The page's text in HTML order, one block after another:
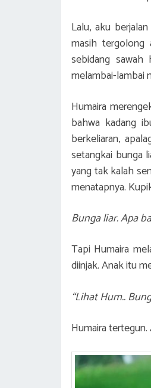
Lalu, aku
masih tergolong
sebidang
melambai-lambai
Humaira
bahwa kadang
berkeliaran,
setangkai bunga
yang tak kalah
menatapnya.
Bunga liar. Apa
Tapi Humaira
diinjak. Anak itu
“Lihat Hum..
Humaira